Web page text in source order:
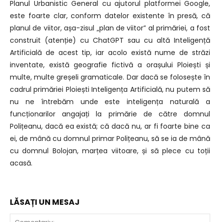
Planul Urbanistic General cu ajutorul platformei Google,
este foarte clar, conform datelor existente în presă, că
planul de viitor, așa-zisul „plan de viitor” al primăriei, a fost
construit (atenție) cu ChatGPT sau cu altă Inteligență
Artificială de acest tip, iar acolo există nume de străzi
inventate, există geografie fictivă a orașului Ploiești și
multe, multe greșeli gramaticale. Dar dacă se folosește în
cadrul primăriei Ploiești Inteligența Artificială, nu putem să
nu ne întrebăm unde este inteligența naturală a
funcționarilor angajați la primărie de către domnul
Polițeanu, dacă ea există; că dacă nu, ar fi foarte bine ca
ei, de mână cu domnul primar Polițeanu, să se ia de mână
cu domnul Bolojan, marțea viitoare, și să plece cu toții
acasă.
LĂSAȚI UN MESAJ